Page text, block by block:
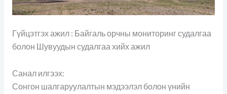
Гүйцэтгэх ажил : Байгаль орчны мониторинг судалгаа
болон Шувуудын судалгаа хийх ажил
Санал илгээх:
Сонгон шалгаруулалтын мэдээлэл болон үнийн